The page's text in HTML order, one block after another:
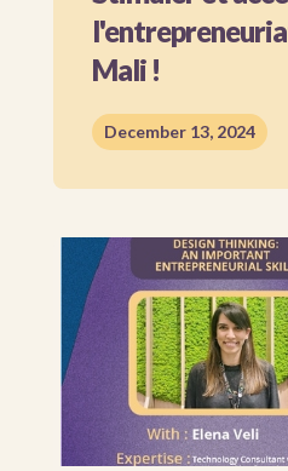
Mali !
December 13, 2024